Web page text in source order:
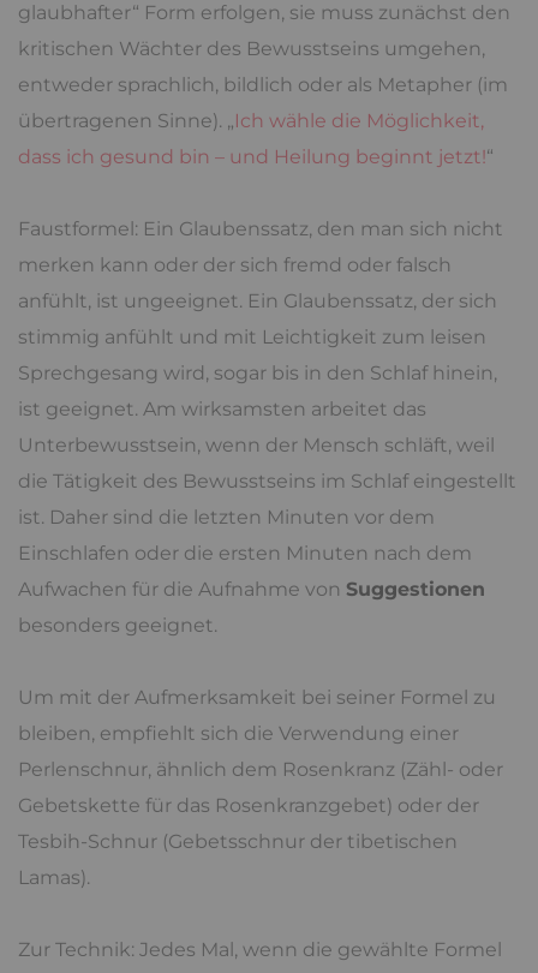
glaubhafter“ Form erfolgen, sie muss zunächst den
kritischen Wächter des Bewusstseins umgehen,
entweder sprachlich, bildlich oder als Metapher (im
übertragenen Sinne). „Ich wähle die Möglichkeit,
dass ich gesund bin – und Heilung beginnt jetzt!“
Faustformel: Ein Glaubenssatz, den man sich nicht
merken kann oder der sich fremd oder falsch
anfühlt, ist ungeeignet. Ein Glaubenssatz, der sich
stimmig anfühlt und mit Leichtigkeit zum leisen
Sprechgesang wird, sogar bis in den Schlaf hinein,
ist geeignet. Am wirksamsten arbeitet das
Unterbewusstsein, wenn der Mensch schläft, weil
die Tätigkeit des Bewusstseins im Schlaf eingestellt
ist. Daher sind die letzten Minuten vor dem
Einschlafen oder die ersten Minuten nach dem
Aufwachen für die Aufnahme von Suggestionen
besonders geeignet.
Um mit der Aufmerksamkeit bei seiner Formel zu
bleiben, empfiehlt sich die Verwendung einer
Perlenschnur, ähnlich dem Rosenkranz (Zähl- oder
Gebetskette für das Rosenkranzgebet) oder der
Tesbih-Schnur (Gebetsschnur der tibetischen
Lamas).
Zur Technik: Jedes Mal, wenn die gewählte Formel